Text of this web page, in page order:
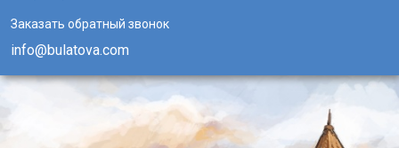
О компании
Сертификаты
Заказать обратный звонок
info@bulatova.com